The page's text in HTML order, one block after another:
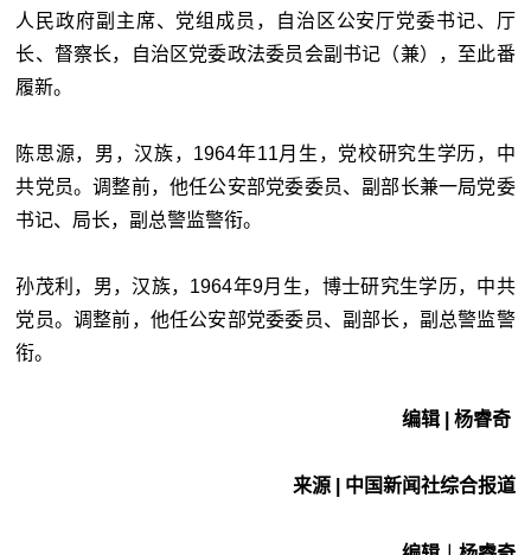
人民政府副主席、党组成员，自治区公安厅党委书记、厅
长、督察长，自治区党委政法委员会副书记（兼），至此番
履新。
陈思源，男，汉族，1964年11月生，党校研究生学历，中
共党员。调整前，他任公安部党委委员、副部长兼一局党委
书记、局长，副总警监警衔。
孙茂利，男，汉族，1964年9月生，博士研究生学历，中共
党员。调整前，他任公安部党委委员、副部长，副总警监警
衔。
编辑 | 杨睿奇
来源 | 中国新闻社综合报道